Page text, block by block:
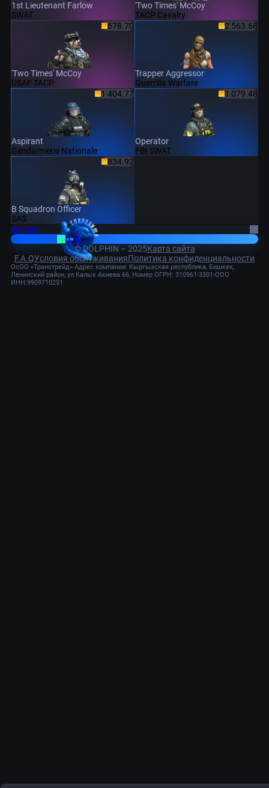
1st Lieutenant Farlow
SWAT
'Two Times' McCoy
TACP Cavalry
678.70
'Two Times' McCoy
USAF TACP
2 563.68
Trapper Aggressor
Guerrilla Warfare
1 404.77
Aspirant
Gendarmerie Nationale
1 079.48
Operator
FBI SWAT
834.92
B Squadron Officer
SAS
dolphin
0.00
© DOLPHIN – 2025Карта сайта
F.A.QУсловия обслуживанияПолитика конфиденциальности
ОсОО «Транстрейд» Адрес компании: Кыргызская республика, Бишкек,
Ленинский район, ул Калык Акиева 66, Номер ОГРН: 310961-3301-ООО
ИНН:9909710251